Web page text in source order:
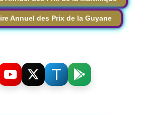
Annuel des Prix de la Guyane